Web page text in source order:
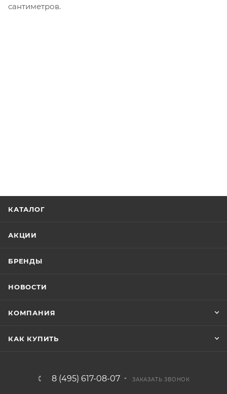
сантиметров.
КАТАЛОГ
АКЦИИ
БРЕНДЫ
НОВОСТИ
КОМПАНИЯ
КАК КУПИТЬ
8 (495) 617-08-07 ЗАКАЗАТЬ ЗВОНОК